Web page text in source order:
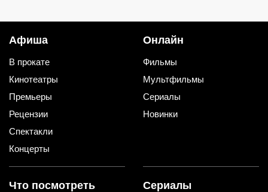
Афиша
В прокате
Кинотеатры
Премьеры
Рецензии
Спектакли
Концерты
Онлайн
Фильмы
Мультфильмы
Сериалы
Новинки
Что посмотреть Сериалы